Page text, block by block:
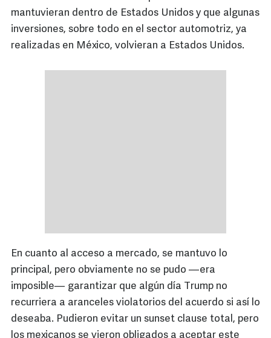
mantuvieran dentro de Estados Unidos y que algunas
inversiones, sobre todo en el sector automotriz, ya
realizadas en México, volvieran a Estados Unidos.
En cuanto al acceso a mercado, se mantuvo lo
principal, pero obviamente no se pudo —era
imposible— garantizar que algún día Trump no
recurriera a aranceles violatorios del acuerdo si así lo
deseaba. Pudieron evitar un sunset clause total, pero
los mexicanos se vieron obligados a aceptar este